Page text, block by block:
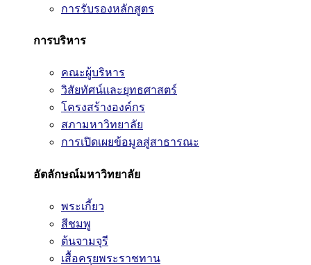
การรับรองหลักสูตร
การบริหาร
คณะผู้บริหาร
วิสัยทัศน์และยุทธศาสตร์
โครงสร้างองค์กร
สภามหาวิทยาลัย
การเปิดเผยข้อมูลสู่สาธารณะ
อัตลักษณ์มหาวิทยาลัย
พระเกี้ยว
สีชมพู
ต้นจามจุรี
เสื้อครุยพระราชทาน